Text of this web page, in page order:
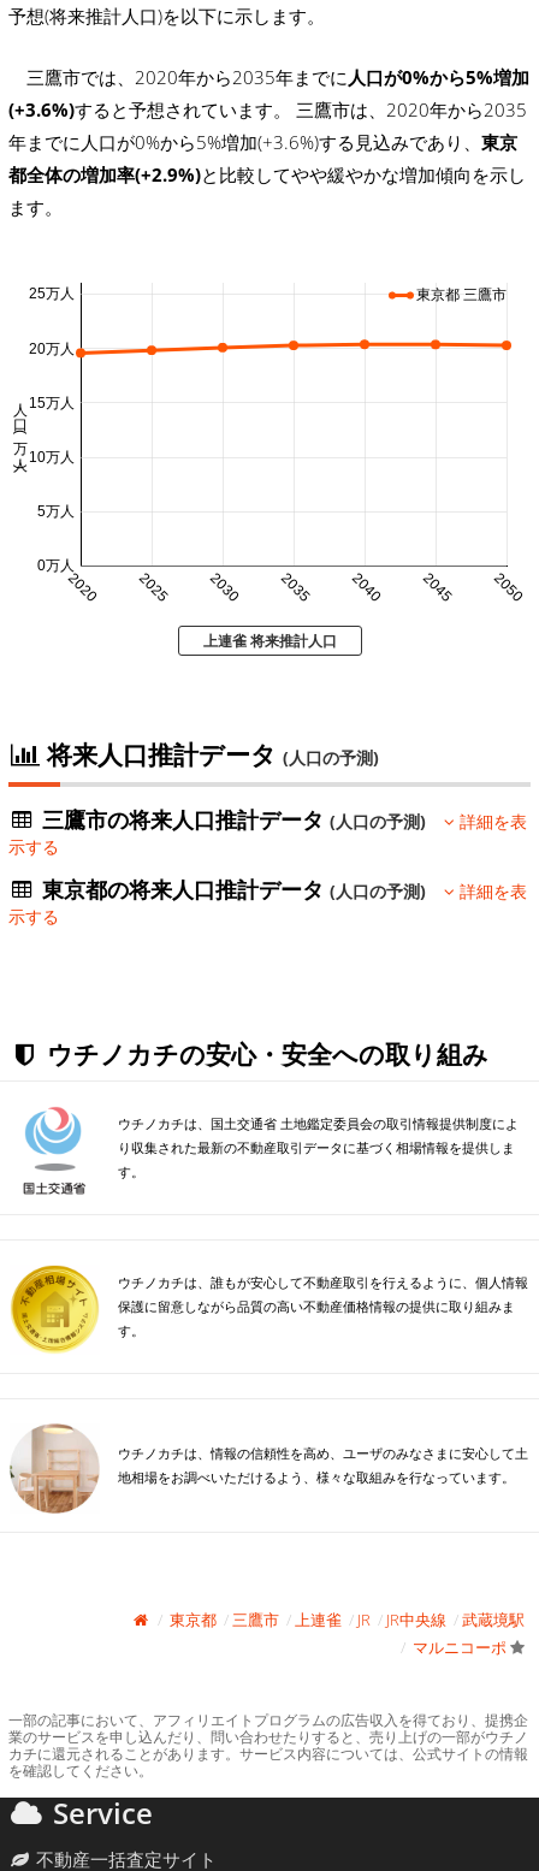
予想(将来推計人口)を以下に示します。
三鷹市では、2020年から2035年までに 人口が0%から5%増加
(+3.6%)すると予想されています。 三鷹市は、2020年から2035
年までに人口が0%から5%増加(+3.6%)する見込みであり、 東京
都全体の増加率(+2.9%)と比較してやや緩やかな増加傾向を示し
ます。
2020 2025 2030 2035 2040 2045 2050
0万人
5万人
10万人
15万人
20万人
25万人
人口 (万人)
東京都 三鷹市
上連雀 将来推計人口
将来人口推計データ (人口の予測)
三鷹市の将来人口推計データ(人口の予測)
詳細を表
示する
東京都の将来人口推計データ(人口の予測)
詳細を表
示する
ウチノカチの安心・安全への取り組み
ウチノカチは、国土交通省 土地鑑定委員会の取引情報提供制度によ
り収集された最新の不動産取引データに基づく相場情報を提供しま
す。
ウチノカチは、誰もが安心して不動産取引を行えるように、個人情報
保護に留意しながら品質の高い不動産価格情報の提供に取り組みま
す。
ウチノカチは、情報の信頼性を高め、ユーザのみなさまに安心して土
地相場をお調べいただけるよう、様々な取組みを行なっています。
東京都 三鷹市 上連雀 JR JR中央線
武蔵境駅
マルニコーポ
一部の記事において、アフィリエイトプログラムの広告収入を得ており、提携企
業のサービスを申し込んだり、問い合わせたりすると、売り上げの一部がウチノ
カチに還元されることがあります。サービス内容については、公式サイトの情報
を確認してください。
Service
不動産一括査定サイト